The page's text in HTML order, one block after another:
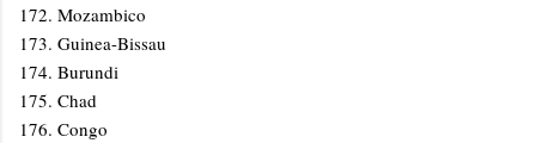
172. Mozambico
173. Guinea-Bissau
174. Burundi
175. Chad
176. Congo